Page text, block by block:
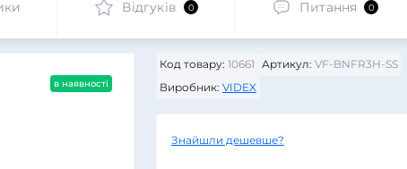
Відгуків 0 Питання 0
в наявності
Код товару: 10661 Артикул: VF-BNFR3H-SS
Виробник: VIDEX
Знайшли дешевше?